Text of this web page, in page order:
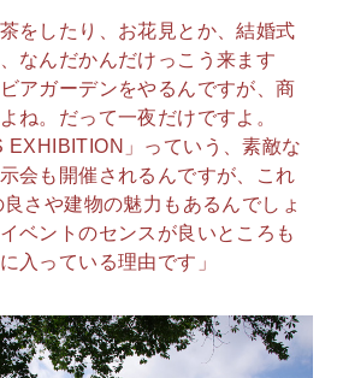
をしたり、お花見とか、結婚式
なんだかんだけっこう来ます
アガーデンをやるんですが、商
ね。だって一夜だけですよ。
EXHIBITION」っていう、素敵な
会も開催されるんですが、これ
さや建物の魅力もあるんでしょ
ベントのセンスが良いところも
入っている理由です」